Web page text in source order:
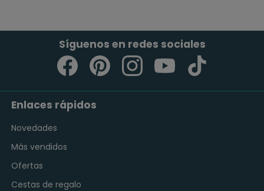
Síguenos en redes sociales
Enlaces rápidos
Novedades
Más vendidos
Ofertas
Cestas de regalo